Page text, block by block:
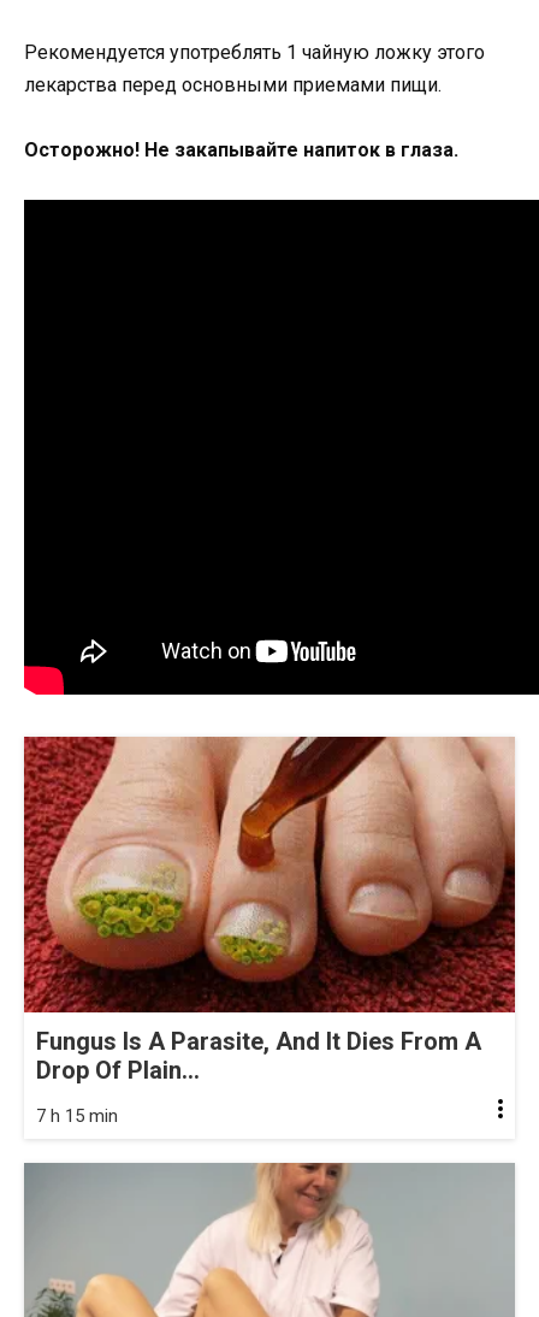
Рекомендуется употреблять 1 чайную ложку этого
лекарства перед основными приемами пищи.
Осторожно! Не закапывайте напиток в глаза.
Fungus Is A Parasite, And It Dies From A
Drop Of Plain...
7 h 15 min